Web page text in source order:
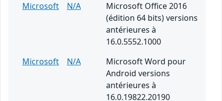
Microsoft
N/A
Microsoft Office 2016
(édition 64 bits) versions
antérieures à
16.0.5552.1000
Microsoft
N/A
Microsoft Word pour
Android versions
antérieures à
16.0.19822.20190